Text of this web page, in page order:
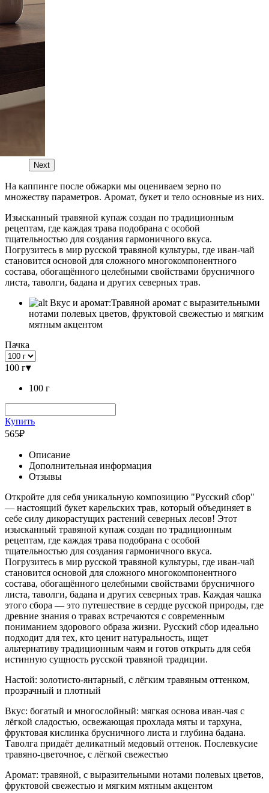
Next
На каппинге после обжарки мы оцениваем зерно по
множеству параметров. Аромат, букет и тело основные из них.
Изысканный травяной купаж создан по традиционным
рецептам, где каждая трава подобрана с особой
тщательностью для создания гармоничного вкуса.
Погрузитесь в мир русской травяной культуры, где иван-чай
становится основой для сложного многокомпонентного
состава, обогащённого целебными свойствами брусничного
листа, таволги, бадана и других северных трав.
Вкус и аромат:Травяной аромат с выразительными
нотами полевых цветов, фруктовой свежестью и мягким
мятным акцентом
Пачка
100 г▾
100 г
Купить
565₽
Описание
Дополнительная информация
Отзывы
Откройте для себя уникальную композицию "Русский сбор"
— настоящий букет карельских трав, который объединяет в
себе силу дикорастущих растений северных лесов! Этот
изысканный травяной купаж создан по традиционным
рецептам, где каждая трава подобрана с особой
тщательностью для создания гармоничного вкуса.
Погрузитесь в мир русской травяной культуры, где иван-чай
становится основой для сложного многокомпонентного
состава, обогащённого целебными свойствами брусничного
листа, таволги, бадана и других северных трав. Каждая чашка
этого сбора — это путешествие в сердце русской природы, где
древние знания о травах встречаются с современным
пониманием здорового образа жизни. Русский сбор идеально
подходит для тех, кто ценит натуральность, ищет
альтернативу традиционным чаям и готов открыть для себя
истинную сущность русской травяной традиции.
Настой: золотисто-янтарный, с лёгким травяным оттенком,
прозрачный и плотный
Вкус: богатый и многослойный: мягкая основа иван-чая с
лёгкой сладостью, освежающая прохлада мяты и тархуна,
фруктовая кислинка брусничного листа и глубина бадана.
Таволга придаёт деликатный медовый оттенок. Послевкусие
травяно-цветочное, с лёгкой свежестью
Аромат: травяной, с выразительными нотами полевых цветов,
фруктовой свежестью и мягким мятным акцентом